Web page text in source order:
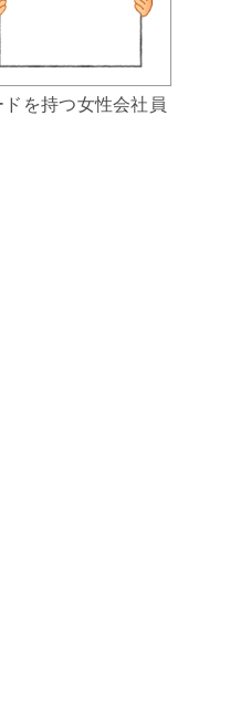
を持つ女性会社員